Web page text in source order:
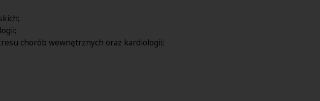
chorób wewnętrznych oraz kardiologii;